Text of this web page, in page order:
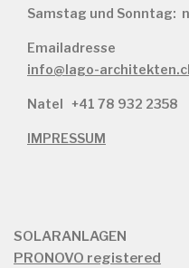
Samstag und Sonntag:
Emailadresse
info@lago-
Natel +41 78 932 2358
IMPRESSUM
SOLARANLAGEN
PRONOVO registered